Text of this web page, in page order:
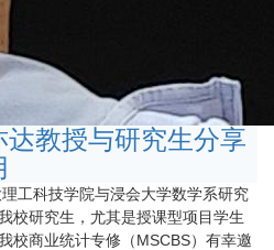
教授与研究生分享
工科技学院与浸会大学数学系研究
校研究生，尤其是授课型项目学生
校商业统计专修（MSCBS）有幸邀